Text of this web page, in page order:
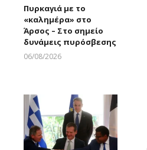
Πυρκαγιά με το
«καλημέρα» στο
Άρσος – Στο σημείο
δυνάμεις πυρόσβεσης
06/08/2026